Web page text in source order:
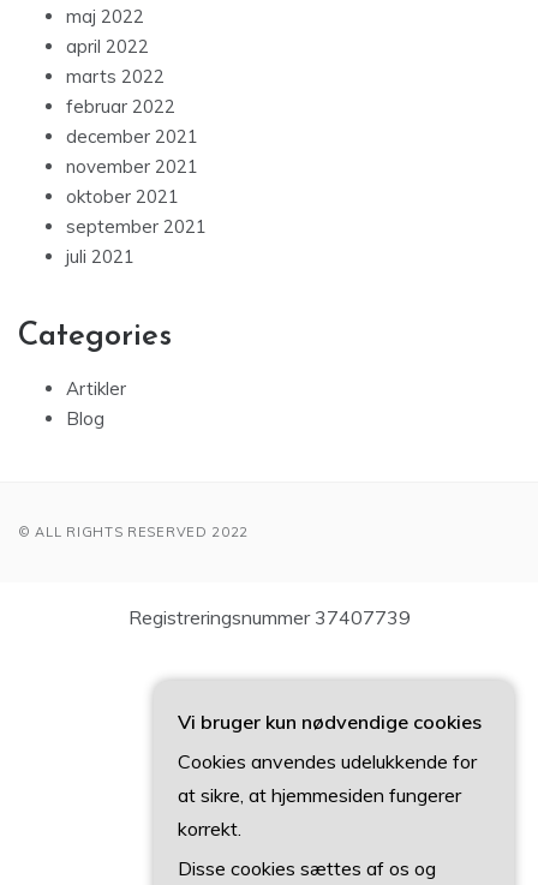
maj 2022
april 2022
marts 2022
februar 2022
december 2021
november 2021
oktober 2021
september 2021
juli 2021
Categories
Artikler
Blog
© ALL RIGHTS RESERVED 2022
Registreringsnummer 37407739
Vi bruger kun nødvendige cookies
Cookies anvendes udelukkende for
at sikre, at hjemmesiden fungerer
korrekt.
Disse cookies sættes af os og